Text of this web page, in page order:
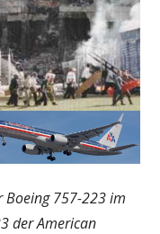
Boeing 757-223 im
der American